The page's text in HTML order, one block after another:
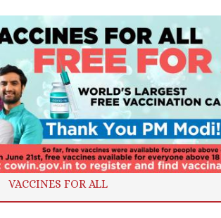
VACCINES FOR ALL